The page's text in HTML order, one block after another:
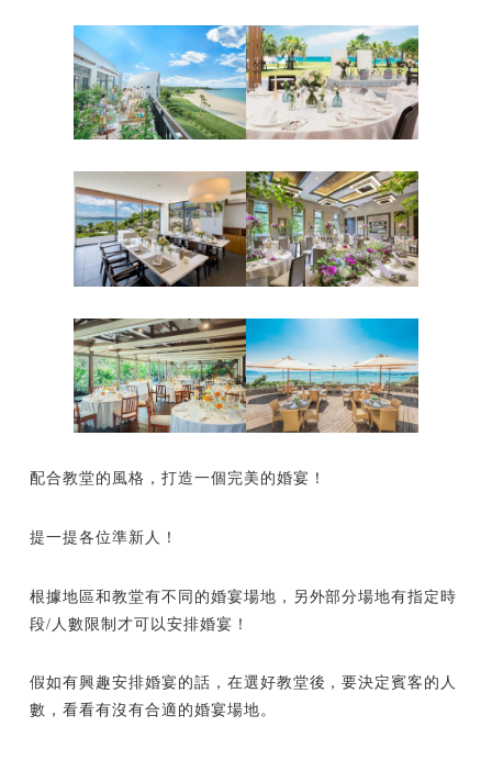
配合教堂的風格，打造一個完美的婚宴！
提一提各位準新人！
根據地區和教堂有不同的婚宴場地，另外部分場地有指定時
段/人數限制才可以安排婚宴！
假如有興趣安排婚宴的話，在選好教堂後，要決定賓客的人
數，看看有沒有合適的婚宴場地。